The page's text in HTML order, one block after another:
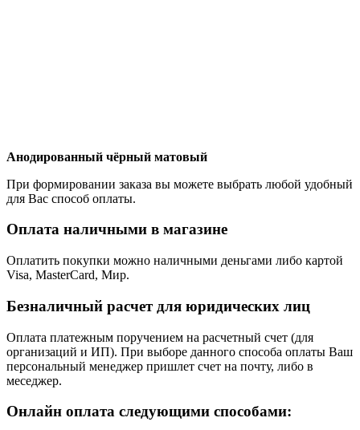
Анодированный чёрный матовый
При формировании заказа вы можете выбрать любой удобный
для Вас способ оплаты.
Оплата наличными в магазине
Оплатить покупки можно наличными деньгами либо картой
Visa, MasterCard, Мир.
Безналичный расчет для юридических лиц
Оплата платежным поручением на расчетный счет (для
организаций и ИП). При выборе данного способа оплаты Ваш
персональный менеджер пришлет счет на почту, либо в
меседжер.
Онлайн оплата следующими способами: